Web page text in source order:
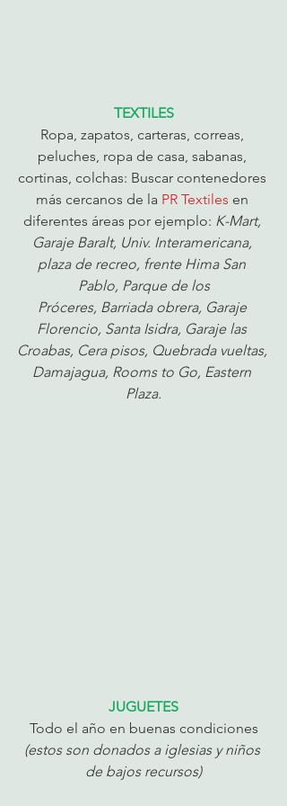
TEXTILES
Ropa, zapatos, carteras, correas,
peluches, ropa de casa, sabanas,
cortinas, colchas: Buscar contenedores
más cercanos de la PR Textiles en
diferentes áreas por ejemplo: K-Mart,
Garaje Baralt, Univ. Interamericana,
plaza de recreo, frente Hima San
Pablo, Parque de los
Próceres, Barriada obrera, Garaje
Florencio, Santa Isidra, Garaje las
Croabas, Cera pisos, Quebrada vueltas,
Damajagua, Rooms to Go, Eastern
Plaza.
JUGUETES
Todo el año en buenas condiciones
(estos son donados a iglesias y niños
de bajos recursos)